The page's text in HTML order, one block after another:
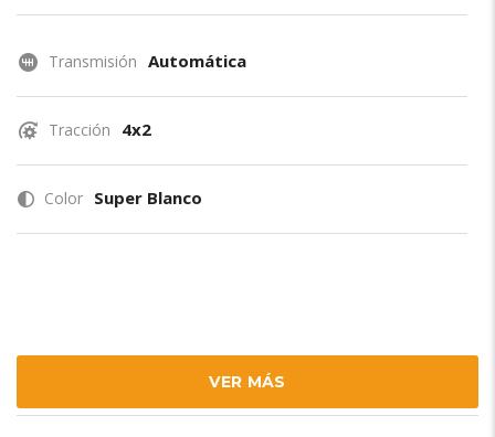
Transmisión Automática
Tracción 4x2
Color Super Blanco
VER MÁS